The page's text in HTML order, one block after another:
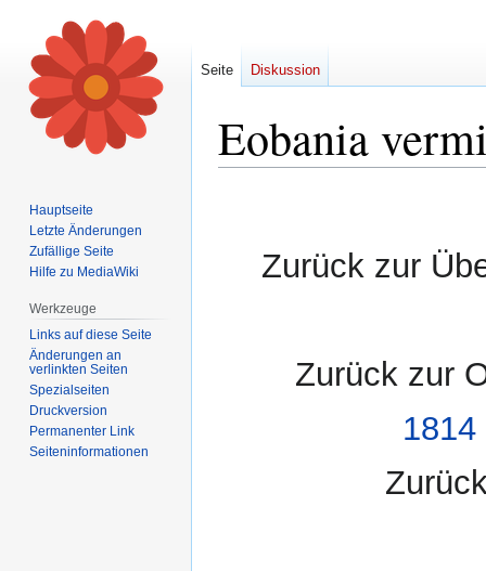
Eobania
Zurück zur
Zurück zur
Seite Diskussion
Hauptseite
Letzte Änderungen
Zufällige Seite
Hilfe zu MediaWiki
Werkzeuge
Links auf diese Seite
Änderungen an
verlinkten Seiten
Spezialseiten
Druckversion
Permanenter Link
Seiten­informationen